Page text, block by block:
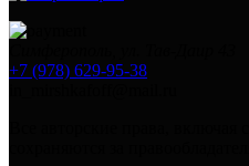
+7 (978) 629-95-38